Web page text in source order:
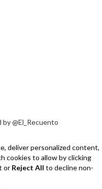
@El_Recuento
deliver personalized content,
cookies to allow by clicking
or Reject All to decline non-